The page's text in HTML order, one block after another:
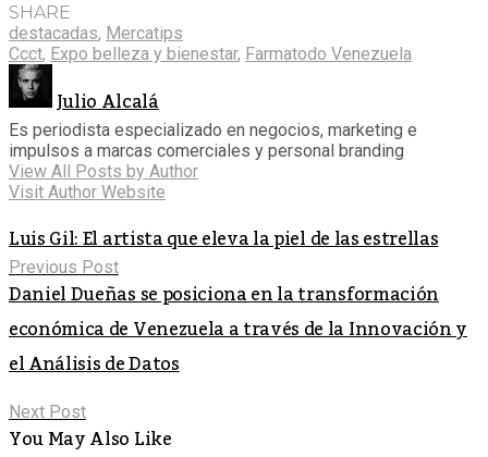
SHARE
destacadas, Mercatips
Ccct, Expo belleza y bienestar, Farmatodo Venezuela
Julio Alcalá
Es periodista especializado en negocios, marketing e
impulsos a marcas comerciales y personal branding
View All Posts by Author
Visit Author Website
Luis Gil: El artista que eleva la piel de las estrellas
Previous Post
Daniel Dueñas se posiciona en la transformación
económica de Venezuela a través de la Innovación y
el Análisis de Datos
Next Post
You May Also Like